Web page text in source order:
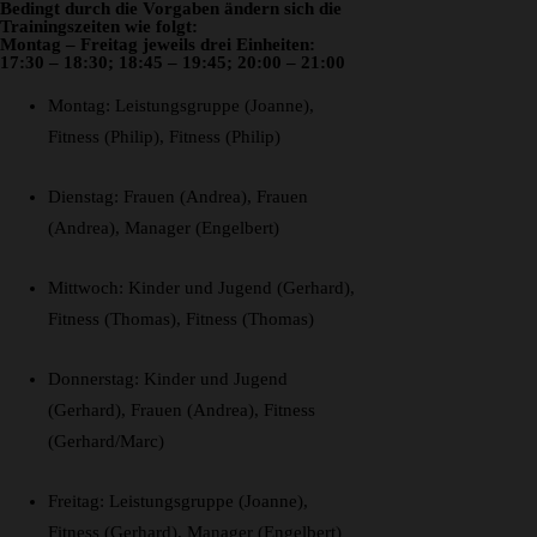
Bedingt durch die Vorgaben ändern sich die
Trainingszeiten wie folgt:
Montag – Freitag jeweils drei Einheiten:
17:30 – 18:30; 18:45 – 19:45; 20:00 – 21:00
Montag: Leistungsgruppe (Joanne),
Fitness (Philip), Fitness (Philip)
Dienstag: Frauen (Andrea), Frauen
(Andrea), Manager (Engelbert)
Mittwoch: Kinder und Jugend (Gerhard),
Fitness (Thomas), Fitness (Thomas)
Donnerstag: Kinder und Jugend
(Gerhard), Frauen (Andrea), Fitness
(Gerhard/Marc)
Freitag: Leistungsgruppe (Joanne),
Fitness (Gerhard), Manager (Engelbert)